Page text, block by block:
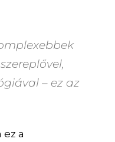
– ez az
a